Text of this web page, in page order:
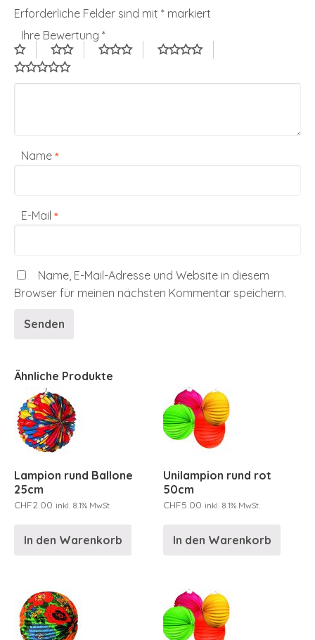
Erforderliche Felder sind mit * markiert
Ihre Bewertung *
Name *
E-Mail *
Name, E-Mail-Adresse und Website in diesem
Browser für meinen nächsten Kommentar speichern.
Ähnliche Produkte
Lampion rund Ballone
25cm
CHF2.00 inkl. 8.1% MwSt.
In den Warenkorb
Unilampion rund rot
50cm
CHF5.00 inkl. 8.1% MwSt.
In den Warenkorb